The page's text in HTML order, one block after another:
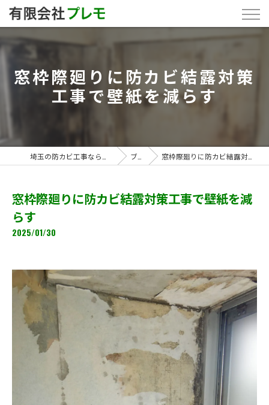
窓枠際廻りに防カビ結露対策
工事で壁紙を減らす
ブログ 窓枠際廻りに防カビ結露対策工事で壁紙を減らす
窓枠際廻りに防カビ結露対策工事で壁紙を減
らす
2025/01/30